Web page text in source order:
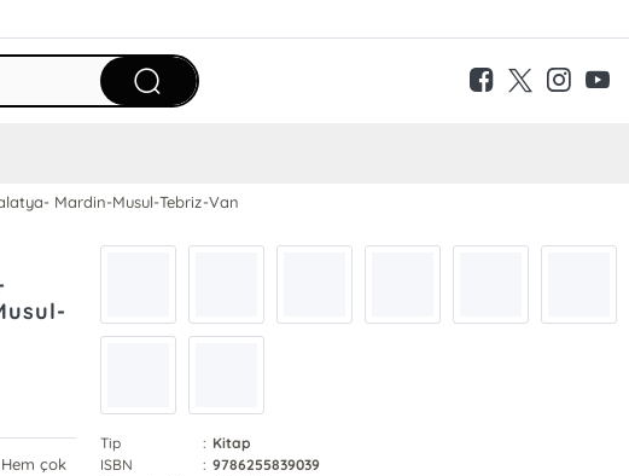
Mardin-Musul-Tebriz-Van
çok
Tip : Kitap
ISBN
: 9786255839039